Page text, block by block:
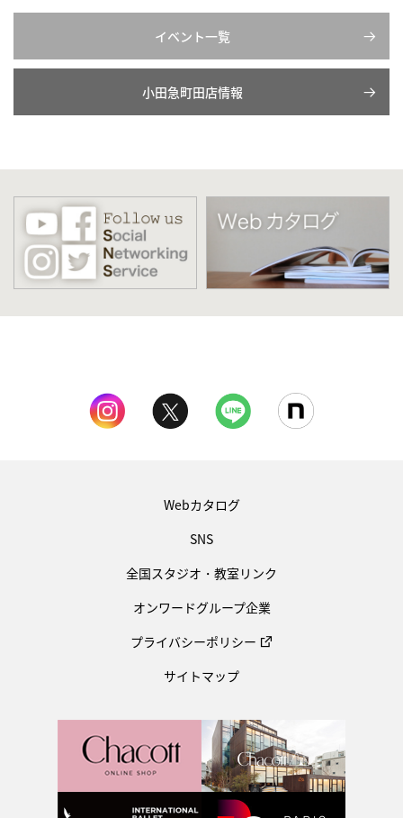
イベント一覧
小田急町田店情報
Webカタログ
SNS
全国スタジオ・教室リンク
オンワードグループ企業
プライバシーポリシー
サイトマップ